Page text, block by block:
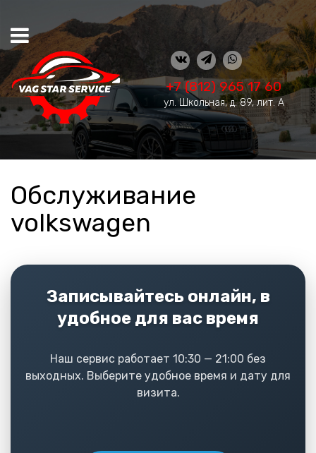
+7 (812) 965 17 60
ул. Школьная, д. 89, лит. А
Обслуживание
volkswagen
Записывайтесь онлайн, в
удобное для вас время
Наш сервис работает 10:30 — 21:00 без
выходных. Выберите удобное время и дату для
визита.